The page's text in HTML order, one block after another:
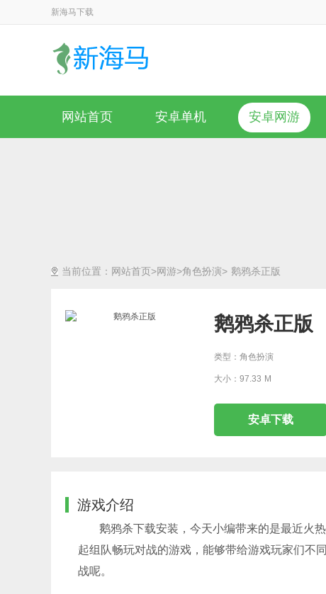
新海马下载
网站首页 安卓单机 安卓网游
当前位置： 网站首页>网游>角色扮演> 鹅鸦杀正版
鹅鸦杀正版
类型：角色扮演
大小：97.33 M
安卓下载
游戏介绍
鹅鸦杀下载安装，今天小编带来的是最近火
起组队畅玩对战的游戏，能够带给游戏玩家们不
战呢。